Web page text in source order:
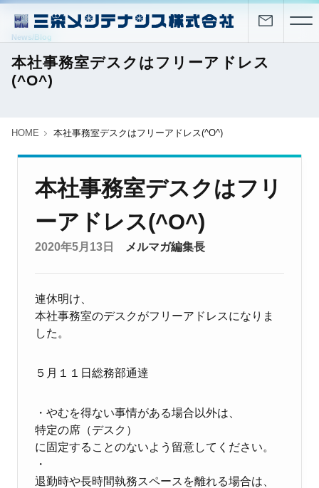
News/Blog
本社事務室デスクはフリーアドレス
(^O^)
HOME 本社事務室デスクはフリーアドレス(^O^)
本社事務室デスクはフリ
ーアドレス(^O^)
2020年5月13日 メルマガ編集長
連休明け、
本社事務室のデスクがフリーアドレスになりま
した。
５月１１日総務部通達
・やむを得ない事情がある場合以外は、
特定の席（デスク）
に固定することのないよう留意してください。
・
退勤時や長時間執務スペースを離れる場合は、